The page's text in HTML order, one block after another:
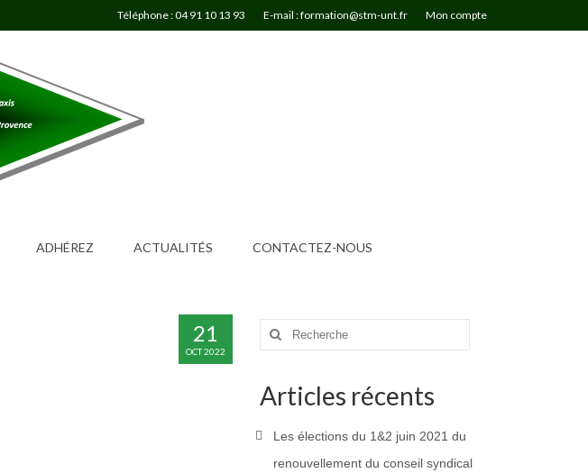
Téléphone : 04 91 10 13 93 E-mail : formation@stm-unt.fr Mon compte
ADHÉREZ ACTUALITÉS CONTACTEZ-NOUS
21
OCT 2022
Rechercher
Articles récents
Les élections du 1&2 juin 2021 du
renouvellement du conseil syndical